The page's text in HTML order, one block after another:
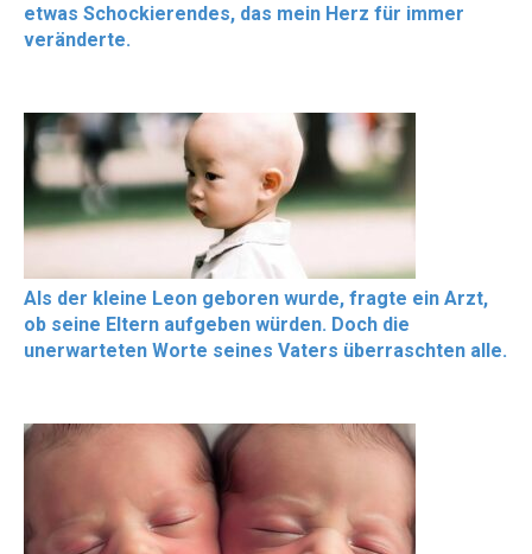
etwas Schockierendes, das mein Herz für immer
veränderte.
Als der kleine Leon geboren wurde, fragte ein Arzt,
ob seine Eltern aufgeben würden. Doch die
unerwarteten Worte seines Vaters überraschten alle.